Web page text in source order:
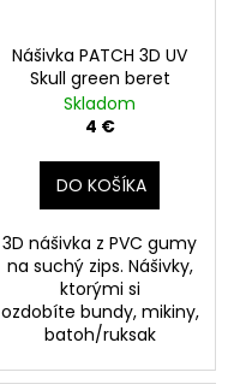
Nášivka PATCH 3D UV
Skull green beret
Skladom
4 €
DO KOŠÍKA
3D nášivka z PVC gumy
na suchý zips. Nášivky,
ktorými si
ozdobíte bundy, mikiny,
batoh/ruksak